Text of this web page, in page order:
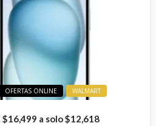
OFERTAS ONLINE WALMART
a solo $12,618